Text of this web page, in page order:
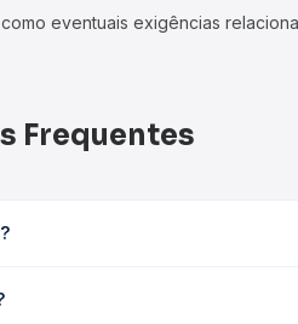
eventuais exigências
Frequentes
e vê a duração exata de